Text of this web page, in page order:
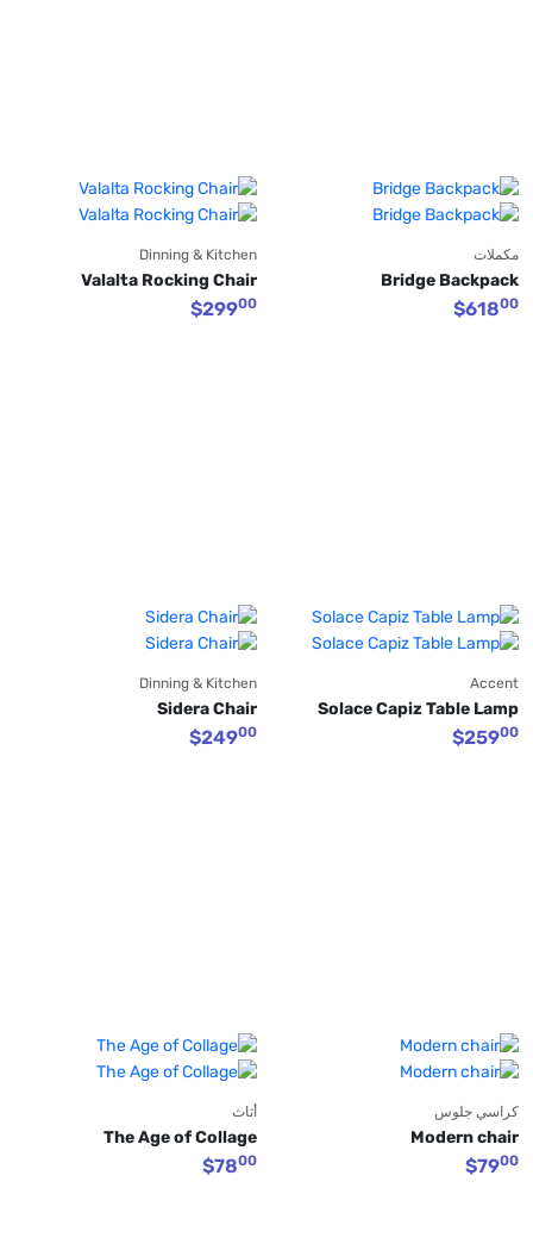
مكملات
Bridge Backpack
$61800
Dinning & Kitchen
Valalta Rocking Chair
$29900
Accent
Solace Capiz Table Lamp
$25900
Dinning & Kitchen
Sidera Chair
$24900
كراسي جلوس
Modern chair
$7900
أثاث
The Age of Collage
$7800